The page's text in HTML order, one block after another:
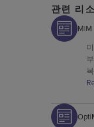
관련 리
MIM